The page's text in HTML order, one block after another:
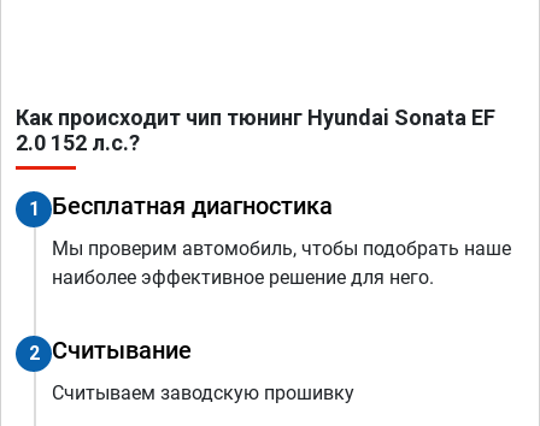
Как происходит чип тюнинг Hyundai Sonata EF
2.0 152 л.с.?
1 Бесплатная диагностика
Мы проверим автомобиль, чтобы подобрать наше
наиболее эффективное решение для него.
2 Считывание
Считываем заводскую прошивку